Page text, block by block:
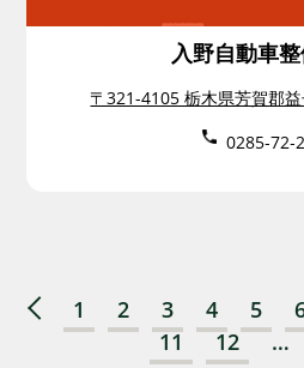
入野自動車
〒321-4105 栃木県芳賀郡
1 2 3 4 5
11
12 …